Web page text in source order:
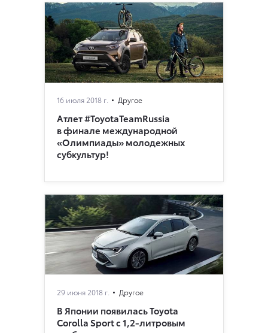
16 июля 2018 г. Другое
Атлет #ToyotaTeamRussia
в финале международной
«Олимпиады» молодежных
субкультур!
29 июня 2018 г. Другое
В Японии появилась Toyota
Corolla Sport с 1,2-литровым